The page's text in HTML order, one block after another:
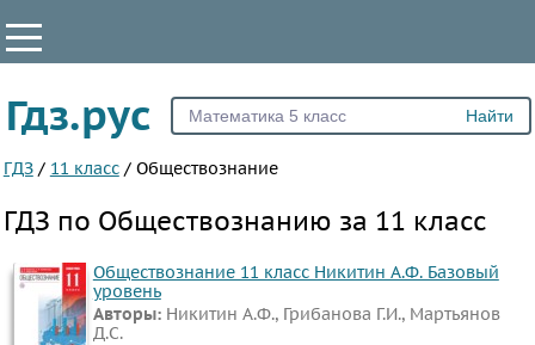
Все
5
7
8
Гдз.рус
ГДЗ / 11 класс / Обществознание
ГДЗ по Обществознанию за 11 класс
Обществознание 11 класс Никитин А.Ф. Базовый
уровень
Авторы: Никитин А.Ф., Грибанова Г.И., Мартьянов
Д.С.